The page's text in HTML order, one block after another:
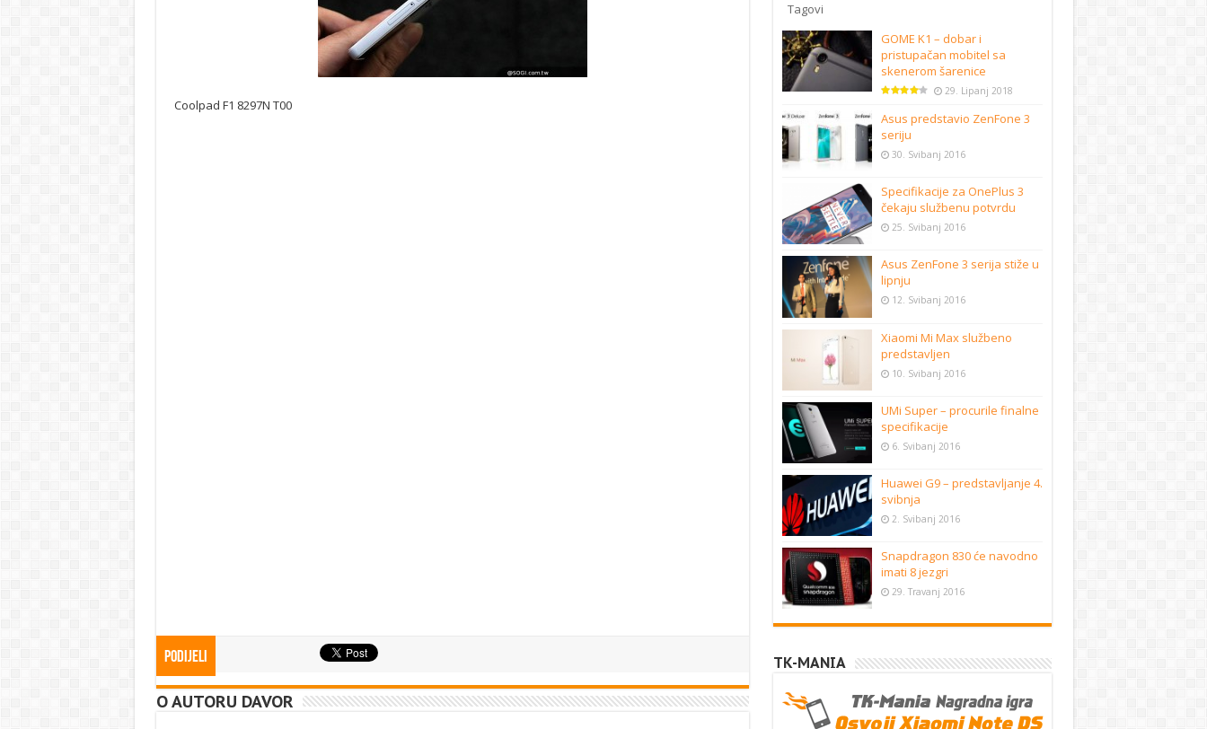
Coolpad F1 8297N T00
Podijeli
O AUTORU DAVOR
Tagovi
GOME K1 – dobar i
pristupačan mobitel sa
skenerom šarenice
29. Lipanj 2018
Asus predstavio ZenFone 3
seriju
30. Svibanj 2016
Specifikacije za OnePlus 3
čekaju službenu potvrdu
25. Svibanj 2016
Asus ZenFone 3 serija stiže u
lipnju
12. Svibanj 2016
Xiaomi Mi Max službeno
predstavljen
10. Svibanj 2016
UMi Super – procurile finalne
specifikacije
6. Svibanj 2016
Huawei G9 – predstavljanje 4.
svibnja
2. Svibanj 2016
Snapdragon 830 će navodno
imati 8 jezgri
29. Travanj 2016
TK-MANIA